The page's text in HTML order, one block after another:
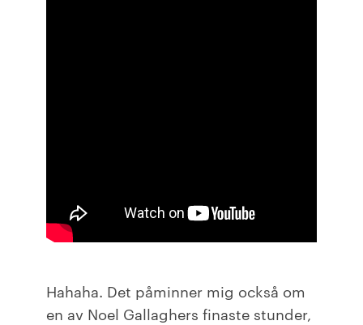
Hahaha. Det påminner mig också om
en av Noel Gallaghers finaste stunder,